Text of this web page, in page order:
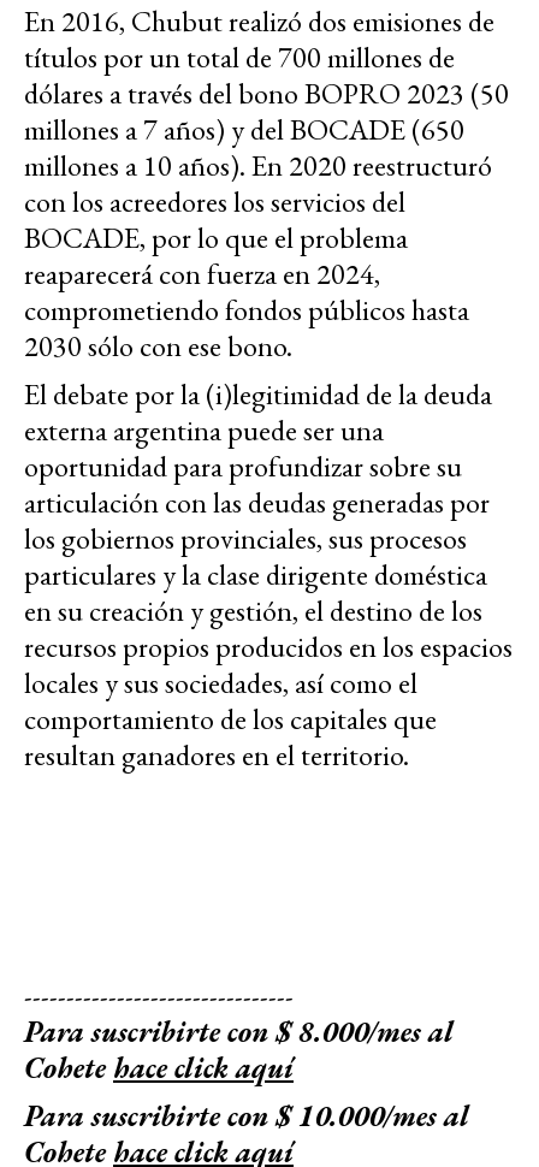
En 2016, Chubut realizó dos emisiones de
títulos por un total de 700 millones de
dólares a través del bono BOPRO 2023 (50
millones a 7 años) y del BOCADE (650
millones a 10 años). En 2020 reestructuró
con los acreedores los servicios del
BOCADE, por lo que el problema
reaparecerá con fuerza en 2024,
comprometiendo fondos públicos hasta
2030 sólo con ese bono.
El debate por la (i)legitimidad de la deuda
externa argentina puede ser una
oportunidad para profundizar sobre su
articulación con las deudas generadas por
los gobiernos provinciales, sus procesos
particulares y la clase dirigente doméstica
en su creación y gestión, el destino de los
recursos propios producidos en los espacios
locales y sus sociedades, así como el
comportamiento de los capitales que
resultan ganadores en el territorio.
--------------------------------
Para suscribirte con $ 8.000/mes al
Cohetehace click aquí
Para suscribirte con $ 10.000/mes al
Cohetehace click aquí